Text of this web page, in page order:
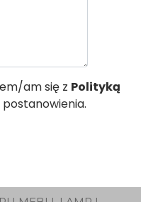
am się z Polityką